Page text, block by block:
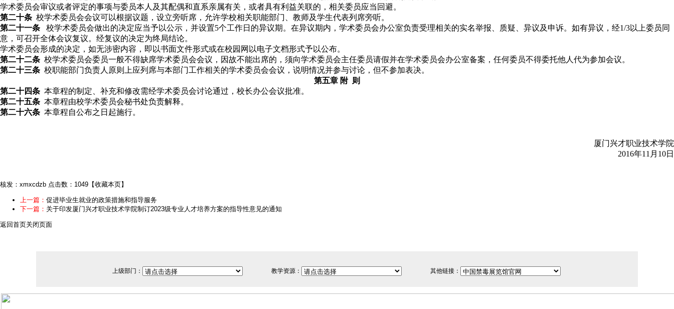
学术委员会审议或者评定的事项与委员本人及其配偶和直系亲属有关，或者具有利益关联的，相关委员应当回避。
第二十条 校学术委员会会议可以根据议题，设立旁听席，允许学校相关职能部门、教师及学生代表列席旁听。
第二十一条 校学术委员会做出的决定应当予以公示，并设置5个工作日的异议期。在异议期内，学术委员会办公室负责受理相关的实名举报、质疑、异议及申诉。如有异议，经1/3以上委员同
意，可召开全体会议复议。经复议的决定为终局结论。
学术委员会形成的决定，如无涉密内容，即以书面文件形式或在校园网以电子文档形式予以公布。
第二十二条 校学术委员会委员一般不得缺席学术委员会会议，因故不能出席的，须向学术委员会主任委员请假并在学术委员会办公室备案，任何委员不得委托他人代为参加会议。
第二十三条 校职能部门负责人原则上应列席与本部门工作相关的学术委员会会议，说明情况并参与讨论，但不参加表决。
第五章 附 则
第二十四条 本章程的制定、补充和修改需经学术委员会讨论通过，校长办公会议批准。
第二十五条 本章程由校学术委员会秘书处负责解释。
第二十六条 本章程自公布之日起施行。
厦门兴才职业技术学院
2016年11月10日
核发：xmxcdzb 点击数：1049 【收藏本页】
上一篇： 促进毕业生就业的政策措施和指导服务
下一篇： 关于印发厦门兴才职业技术学院制订2023级专业人才培养方案的指导性意见的通知
返回首页关闭页面
上级部门： 教学资源： 其他链接：